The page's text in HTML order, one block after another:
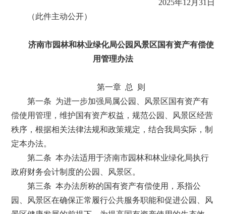
2025年12月31日
（此件主动公开）
济南市园林和林业绿化局公园风景区国有资产有偿使
用管理办法
第一章 总 则
第一条 为进一步加强局属公园、风景区国有资产有
偿使用管理，维护国有资产权益，规范公园、风景区经营
秩序，根据相关法律法规和政策规定，结合我局实际，制
定本办法。
第二条 本办法适用于济南市园林和林业绿化局执行
政府财务会计制度的公园、风景区。
第三条 本办法所称的国有资产有偿使用，系指公
园、风景区在确保正常履行公共服务职能和促进公园、风